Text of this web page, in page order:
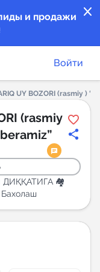
close
и продажи
в Telegram
Войти
UY BOZORI (rasmiy )
(rasmiy
🏘